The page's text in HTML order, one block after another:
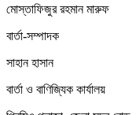
মোস্তাফিজুর রহমান মারুফ
বার্তা-সম্পাদক
সাহান হাসান
বার্তা ও বাণিজ্যিক কার্যালয়